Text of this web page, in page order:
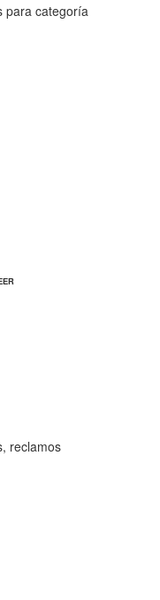
para categoría
reclamos